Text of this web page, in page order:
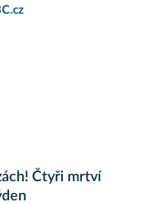
Čtyři mrtví